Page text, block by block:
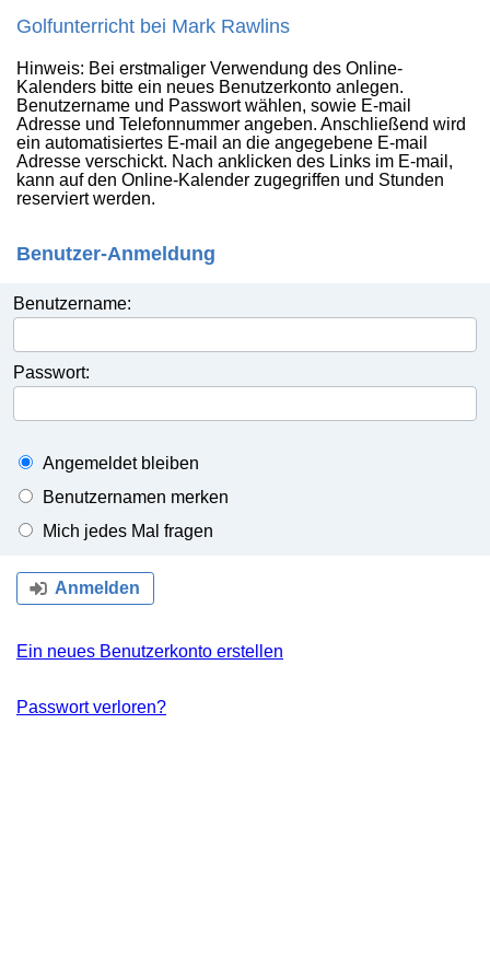
Golfunterricht bei Mark Rawlins
Hinweis: Bei erstmaliger Verwendung des Online-
Kalenders bitte ein neues Benutzerkonto anlegen.
Benutzername und Passwort wählen, sowie E-mail
Adresse und Telefonnummer angeben. Anschließend wird
ein automatisiertes E-mail an die angegebene E-mail
Adresse verschickt. Nach anklicken des Links im E-mail,
kann auf den Online-Kalender zugegriffen und Stunden
reserviert werden.
Benutzer-Anmeldung
Benutzername:
Passwort:
Angemeldet bleiben
Benutzernamen merken
Mich jedes Mal fragen
Anmelden
Ein neues Benutzerkonto erstellen
Passwort verloren?